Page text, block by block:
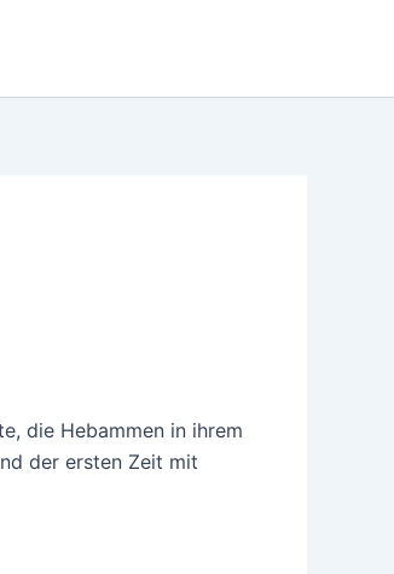
die Hebammen in ihrem
der ersten Zeit mit